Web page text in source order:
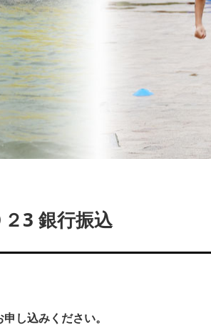
3 銀行振込
し込みください。